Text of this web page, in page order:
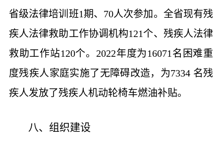
省级法律培训班1期、70人次参加。全省现有残
疾人法律救助工作协调机构121个、残疾人法律
救助工作站120个。2022年度为16071名困难重
度残疾人家庭实施了无障碍改造，为7334 名残
疾人发放了残疾人机动轮椅车燃油补贴。
八、组织建设